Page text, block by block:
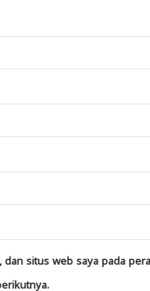
dan situs web saya pada